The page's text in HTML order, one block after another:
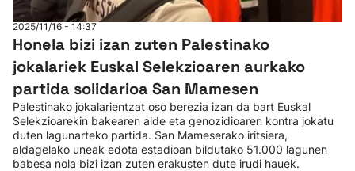
2025/11/16 - 14:37
Honela bizi izan zuten Palestinako
jokalariek Euskal Selekzioaren aurkako
partida solidarioa San Mamesen
Palestinako jokalarientzat oso berezia izan da bart Euskal
Selekzioarekin bakearen alde eta genozidioaren kontra jokatu
duten lagunarteko partida. San Mameserako iritsiera,
aldagelako uneak edota estadioan bildutako 51.000 lagunen
babesa nola bizi izan zuten erakusten dute irudi hauek.